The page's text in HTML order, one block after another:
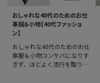
おしゃれな40代のためのお仕
事服＆小物【40代ファッショ
ン】
おしゃれな40代のためのお仕
事服＆小物コンサバになりす
ぎず、ほどよく流行を取り入